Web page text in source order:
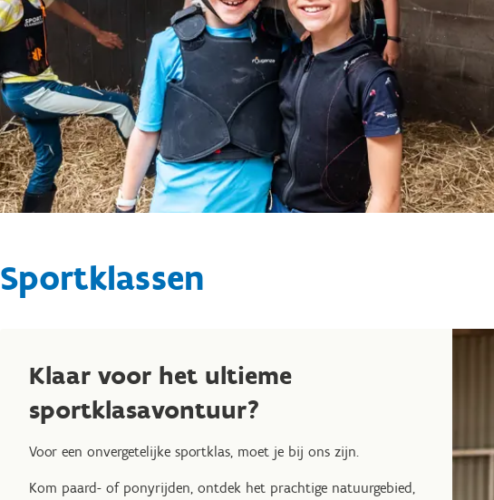
Sportklassen
Klaar voor het ultieme
sportklasavontuur?
Voor een onvergetelijke sportklas, moet je bij ons zijn.
Kom paard- of ponyrijden, ontdek het prachtige natuurgebied,